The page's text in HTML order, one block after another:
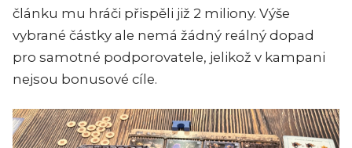
článku mu hráči přispěli již 2 miliony. Výše
vybrané částky ale nemá žádný reálný dopad
pro samotné podporovatele, jelikož v kampani
nejsou bonusové cíle.